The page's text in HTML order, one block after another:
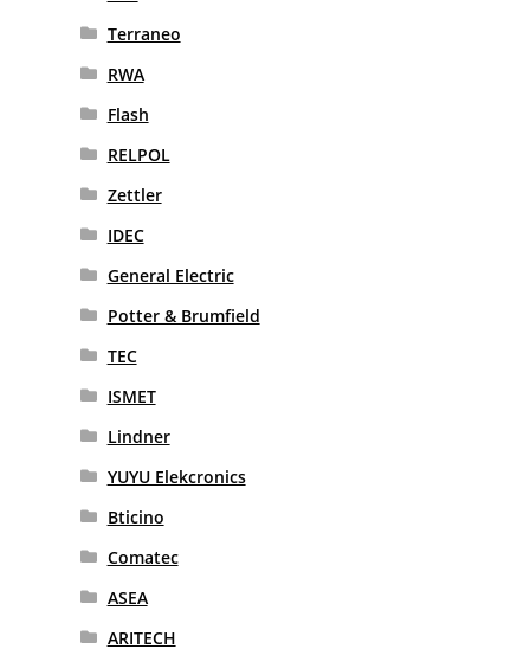
Terraneo
RWA
Flash
RELPOL
Zettler
IDEC
General Electric
Potter & Brumfield
TEC
ISMET
Lindner
YUYU Elekcronics
Bticino
Comatec
ASEA
ARITECH